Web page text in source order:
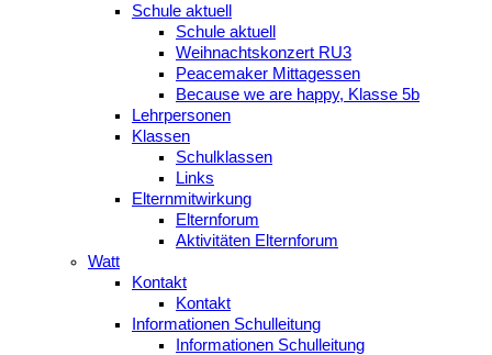
Schule aktuell
Schule aktuell
Weihnachtskonzert RU3
Peacemaker Mittagessen
Because we are happy, Klasse 5b
Lehrpersonen
Klassen
Schulklassen
Links
Elternmitwirkung
Elternforum
Aktivitäten Elternforum
Watt
Kontakt
Kontakt
Informationen Schulleitung
Informationen Schulleitung